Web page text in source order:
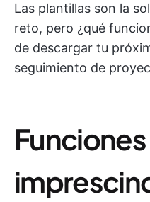
Las plantillas son la
reto, pero ¿qué
de descargar tu
seguimiento de
Funciones